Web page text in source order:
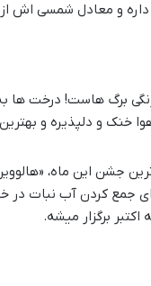
برگ هاست! درخت ها
خنک و دلپذیره و
کردن آب نبات در